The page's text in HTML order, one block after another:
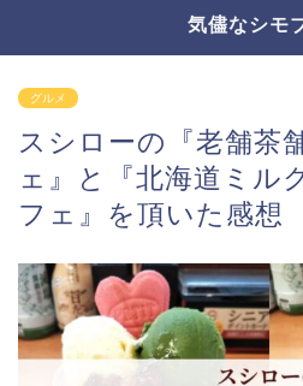
気儘なシモ
グルメ
スシローの『老舗茶
ェ』と『北海道ミル
フェ』を頂いた感想